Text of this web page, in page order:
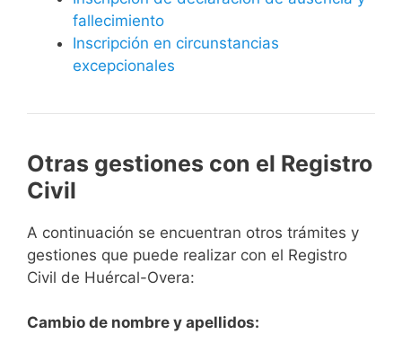
fallecimiento
Inscripción en circunstancias
excepcionales
Otras gestiones con el Registro
Civil
A continuación se encuentran otros trámites y
gestiones que puede realizar con el Registro
Civil de Huércal-Overa:
Cambio de nombre y apellidos: